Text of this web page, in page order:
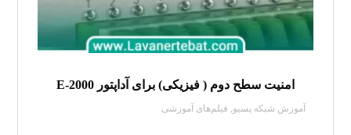
امنیت سطح دوم ( فیزیکی) برای آداپتور E-2000
آموزش شبکه پسیو, فیلم‌های آموزشی